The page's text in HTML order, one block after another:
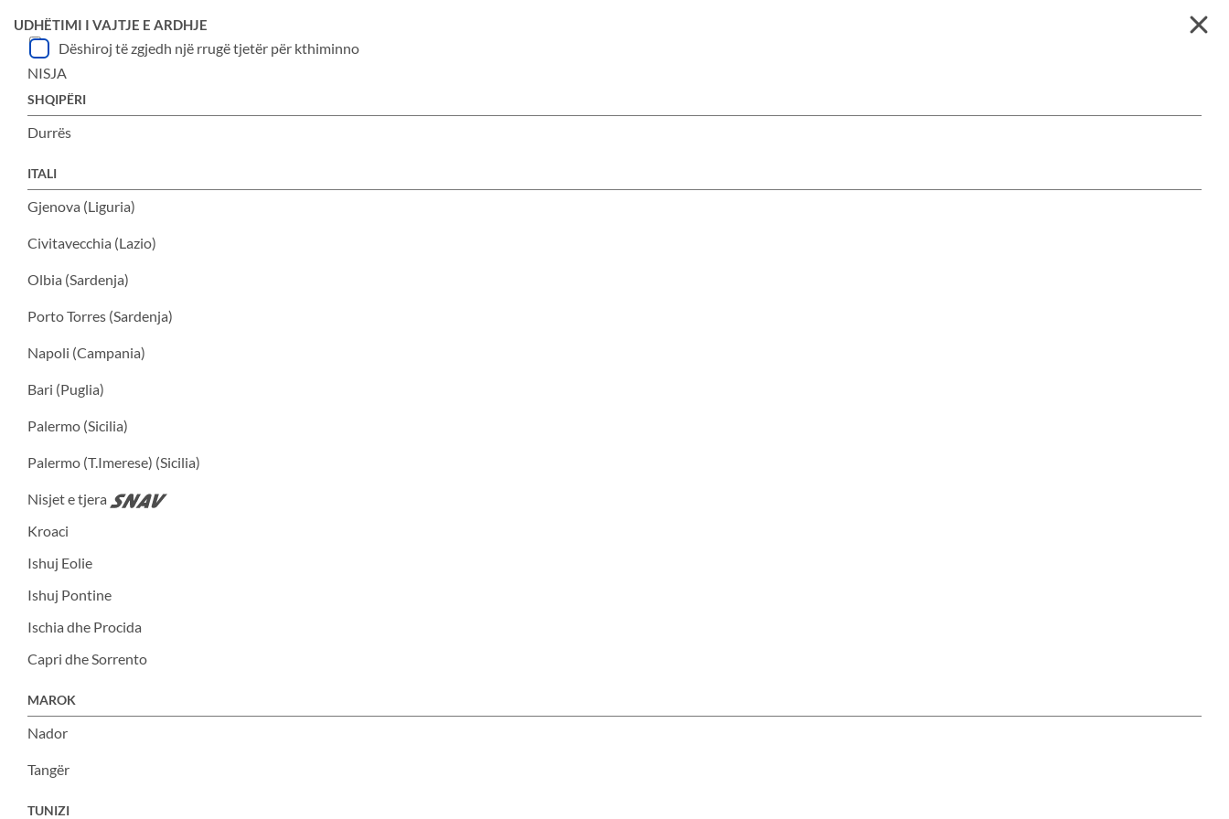
Vajtje/Ardhje
Vajtje:
Kthimi:
UDHËTIMI I VAJTJE E ARDHJE
Dëshiroj të zgjedh një rrugë tjetër për kthiminno
NISJA
SHQIPËRI
Durrës
ITALI
Gjenova (Liguria)
Civitavecchia (Lazio)
Olbia (Sardenja)
Porto Torres (Sardenja)
Napoli (Campania)
Bari (Puglia)
Palermo (Sicilia)
Palermo (T.Imerese) (Sicilia)
Nisjet e tjera
Kroaci
Ishuj Eolie
Ishuj Pontine
Ischia dhe Procida
Capri dhe Sorrento
MAROK
Nador
Tangër
TUNIZI